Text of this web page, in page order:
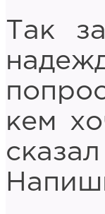
Так
кем